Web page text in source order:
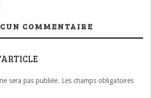
COMMENTAIRE
sera pas publiée. Les champs obligatoires